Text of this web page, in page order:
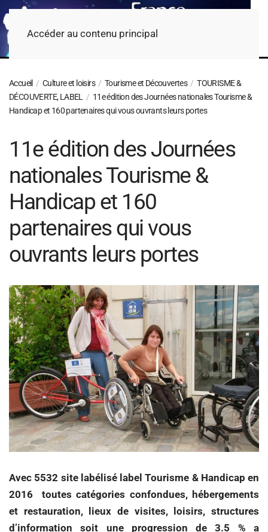
Accéder au contenu principal
Accueil Culture et loisirs Tourisme et Découvertes
TOURISME &
DÉCOUVERTE, LABEL
11e édition des Journées nationales Tourisme &
Handicap et 160 partenaires qui vous ouvrants leurs portes
11e édition des Journées
nationales Tourisme &
Handicap et 160
partenaires qui vous
ouvrants leurs portes
Avec 5532 site labélisé label Tourisme & Handicap en
2016 toutes catégories confondues, hébergements
et restauration, lieux de visites, loisirs, structures
d’information soit une progression de 3.5 % a